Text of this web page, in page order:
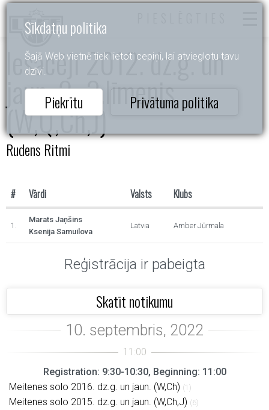
Sīkdatņu politika
Šajā Web vietnē tiek lietoti cepiņi, lai atvieglotu tavu
dzīvi.
Piekrītu Privātuma politika
Iesācēji 2012. dz.g. un
jaun. 2.-3.līmenis
(W,Q,Ch,J)
Rudens Ritmi
# Vārdi Valsts Klubs
1.
Marats Jaņšins
Ksenija Samuilova
Latvia Amber Jūrmala
Reģistrācija ir pabeigta
Skatīt notikumu
Registration: 9:30-10:30, Beginning: 11:00
Meitenes solo 2016. dz.g. un jaun. (W,Ch) (1)
Meitenes solo 2015. dz.g. un jaun. (W,Ch,J) (6)